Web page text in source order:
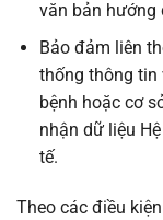
văn bản hướng
Bảo đảm liên
thống thông tin
bệnh hoặc cơ
nhận dữ liệu
tế.
Theo các điều